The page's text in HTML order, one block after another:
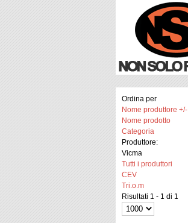
Ordina per
Nome produttore +/-
Nome prodotto
Categoria
Produttore:
Vicma
Tutti i produttori
CEV
Tri.o.m
Risultati 1 - 1 di 1